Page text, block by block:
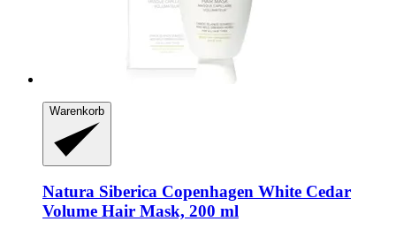
Warenkorb
Natura Siberica Copenhagen White Cedar
Volume Hair Mask, 200 ml